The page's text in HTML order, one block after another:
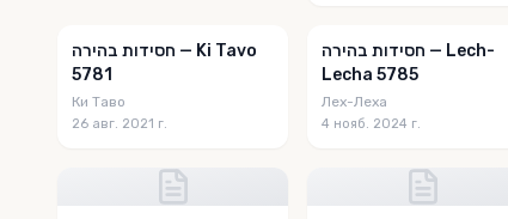
חסידות בהירה — Ki Tavo
5781
Ки Таво
26 авг. 2021 г.
חסידות בהירה — Lech-
Lecha 5785
Лех-Леха
4 нояб. 2024 г.